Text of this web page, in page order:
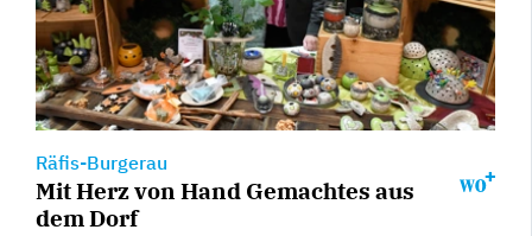
Räfis-Burgerau
Mit Herz von Hand Gemachtes aus
dem Dorf